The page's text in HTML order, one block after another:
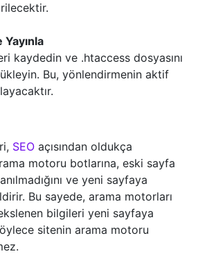
kaydedin ve .htaccess dosyasını
Bu, yönlendirmenin aktif
SEO açısından oldukça
motoru botlarına, eski sayfa
ve yeni sayfaya
Bu sayede, arama motorları
bilgileri yeni sayfaya
sitenin arama motoru